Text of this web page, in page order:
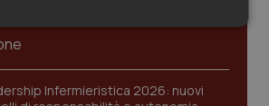
urogenitali
Infermieristica 2026: nuovi
Statistici Marketing